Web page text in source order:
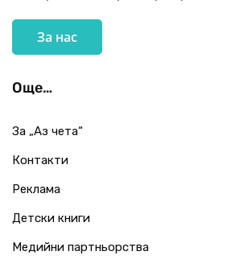
За нас
Още…
За „Аз чета“
Контакти
Реклама
Детски книги
Медийни партньорства